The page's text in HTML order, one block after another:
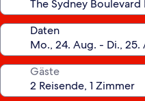
Daten
Gäste